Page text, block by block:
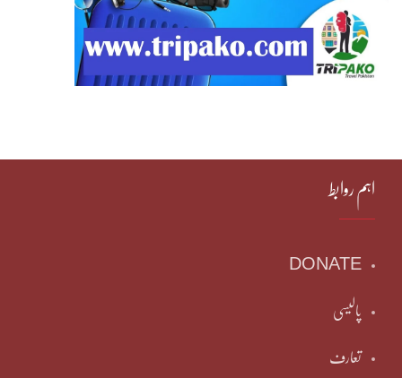
اہم روابط
DONATE
پالیسی
تعارف